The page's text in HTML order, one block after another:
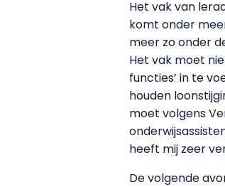
Het vak van
komt onder
meer zo onder
Het vak moet
functies’ in te
houden
moet volgens
heeft mij zeer
De volgende